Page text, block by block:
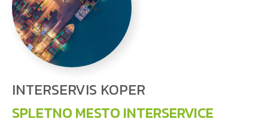
INTERSERVIS KOPER
SPLETNO MESTO INTERSERVICE